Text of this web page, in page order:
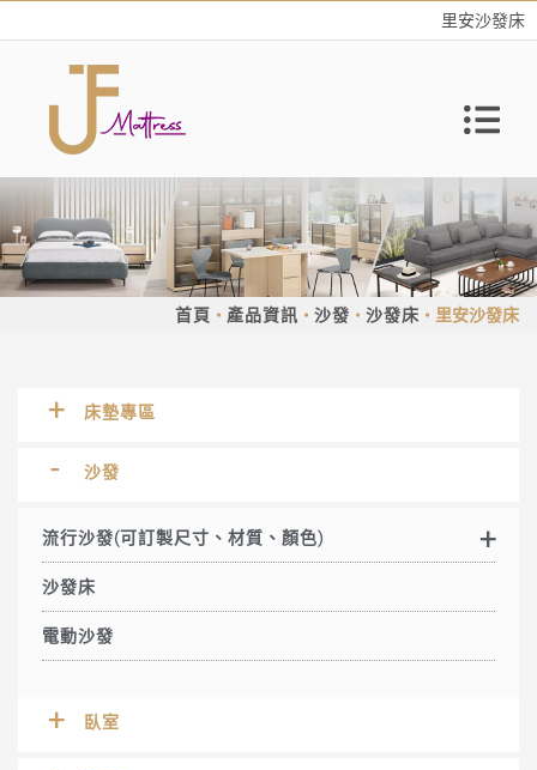
里安沙發床
首頁 產品資訊 沙發 沙發床 里安沙發床
床墊專區
沙發
流行沙發(可訂製尺寸、材質、顏色)
沙發床
電動沙發
臥室